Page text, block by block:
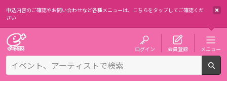
申込内容のご確認やお問い合わせなど各種メニューは、 こちらをタップしてご確認くだ
さい
ログイン 会員登録 メニュー